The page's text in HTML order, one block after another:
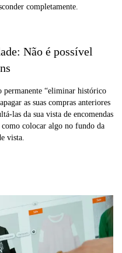
completamente.
Não é possível
“eliminar histórico
as suas compras anteriores
las da sua vista de encomendas
colocar algo no fundo da
vista.